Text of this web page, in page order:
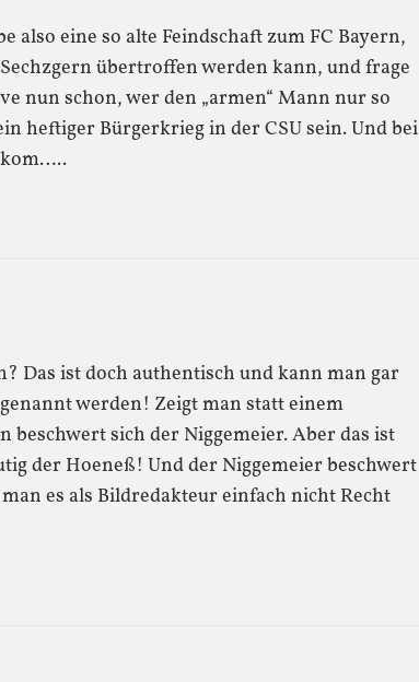
also eine so alte Feindschaft zum FC Bayern,
übertroffen werden kann, und frage
nun schon, wer den „armen“ Mann nur so
heftiger Bürgerkrieg in der CSU sein. Und bei
Das ist doch authentisch und kann man gar
werden! Zeigt man statt einem
beschwert sich der Niggemeier. Aber das ist
der Hoeneß! Und der Niggemeier beschwert
es als Bildredakteur einfach nicht Recht